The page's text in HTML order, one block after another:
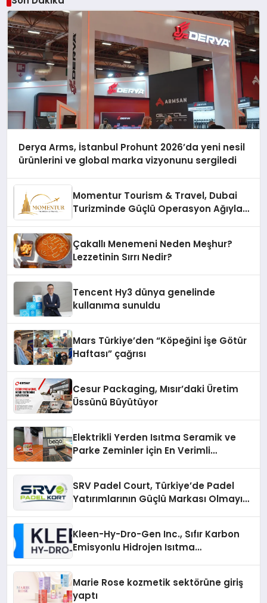
Derya Arms, İstanbul Prohunt 2026’da yeni nesil
ürünlerini ve global marka vizyonunu sergiledi
Momentur Tourism & Travel, Dubai
Turizminde Güçlü Operasyon Ağıyla
Çakallı Menemeni Neden Meşhur?
Lezzetinin Sırrı Nedir?
Tencent Hy3 dünya genelinde
kullanıma sunuldu
Mars Türkiye’den “Köpeğini İşe Götür
Haftası” çağrısı
Cesur Packaging, Mısır’daki Üretim
Üssünü Büyütüyor
Elektrikli Yerden Isıtma Seramik ve
Parke Zeminler İçin En Verimli
SRV Padel Court, Türkiye’de Padel
Yatırımlarının Güçlü Markası Olmayı
Kleen-Hy-Dro-Gen Inc., Sıfır Karbon
Emisyonlu Hidrojen Isıtma
Marie Rose kozmetik sektörüne giriş
yaptı